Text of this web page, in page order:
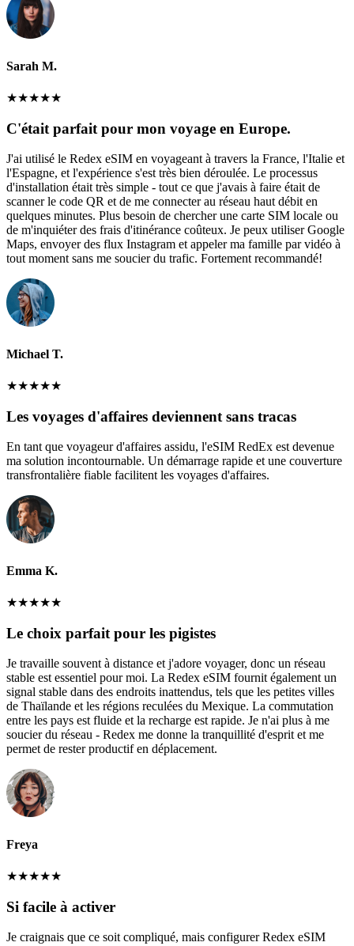
Sarah M.
★★★★★
C'était parfait pour mon voyage en Europe.
J'ai utilisé le Redex eSIM en voyageant à travers la France, l'Italie et
l'Espagne, et l'expérience s'est très bien déroulée. Le processus
d'installation était très simple - tout ce que j'avais à faire était de
scanner le code QR et de me connecter au réseau haut débit en
quelques minutes. Plus besoin de chercher une carte SIM locale ou
de m'inquiéter des frais d'itinérance coûteux. Je peux utiliser Google
Maps, envoyer des flux Instagram et appeler ma famille par vidéo à
tout moment sans me soucier du trafic. Fortement recommandé!
Michael T.
★★★★★
Les voyages d'affaires deviennent sans tracas
En tant que voyageur d'affaires assidu, l'eSIM RedEx est devenue
ma solution incontournable. Un démarrage rapide et une couverture
transfrontalière fiable facilitent les voyages d'affaires.
Emma K.
★★★★★
Le choix parfait pour les pigistes
Je travaille souvent à distance et j'adore voyager, donc un réseau
stable est essentiel pour moi. La Redex eSIM fournit également un
signal stable dans des endroits inattendus, tels que les petites villes
de Thaïlande et les régions reculées du Mexique. La commutation
entre les pays est fluide et la recharge est rapide. Je n'ai plus à me
soucier du réseau - Redex me donne la tranquillité d'esprit et me
permet de rester productif en déplacement.
Freya
★★★★★
Si facile à activer
Je craignais que ce soit compliqué, mais configurer Redex eSIM